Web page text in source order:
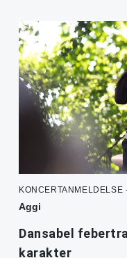
KONCERTANMELDELSE
Aggi
Dansabel
karakter